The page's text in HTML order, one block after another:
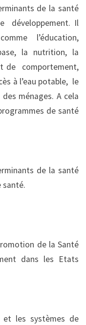
de la santé
développement. Il
l’éducation,
la nutrition, la
de comportement,
à l’eau potable, le
ménages. A cela
de santé
de la santé
santé.
de la Santé
dans les Etats
et les systèmes de